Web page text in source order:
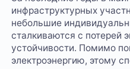
инфраструктурных
небольшие
сталкиваются с потерей
устойчивости. Помимо
электроэнергию, этому